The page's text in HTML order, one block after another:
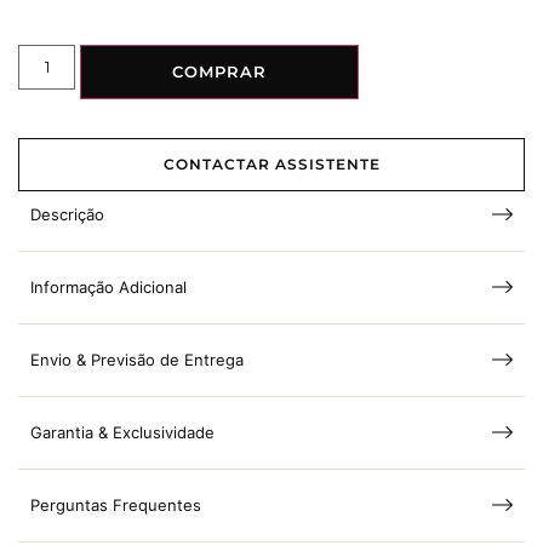
COMPRAR
CONTACTAR ASSISTENTE
Descrição
Informação Adicional
Envio & Previsão de Entrega
Garantia & Exclusividade
Perguntas Frequentes